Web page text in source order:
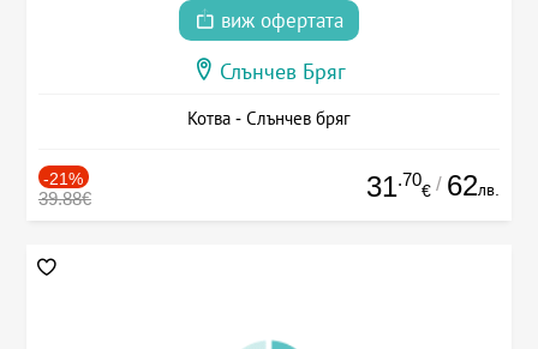
виж офертата
Слънчев Бряг
Котва - Слънчев бряг
-21%
39.88€ 31.70
€ / 62лв.